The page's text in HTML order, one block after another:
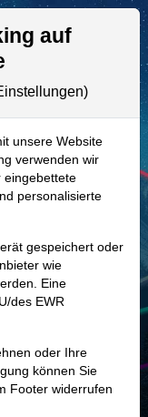
und Artikelsuche
Capital
Mrd. USD
Mio. USD
auf
unsere Website
verwenden wir
eingebettete
personalisierte
gespeichert oder
wie
Eine
des EWR
oder Ihre
können Sie
Footer widerrufen